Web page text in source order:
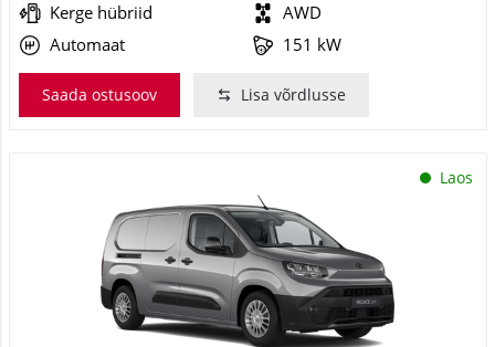
Kerge hübriid
AWD
Automaat
151 kW
Saada ostusoov Lisa võrdlusse
Laos